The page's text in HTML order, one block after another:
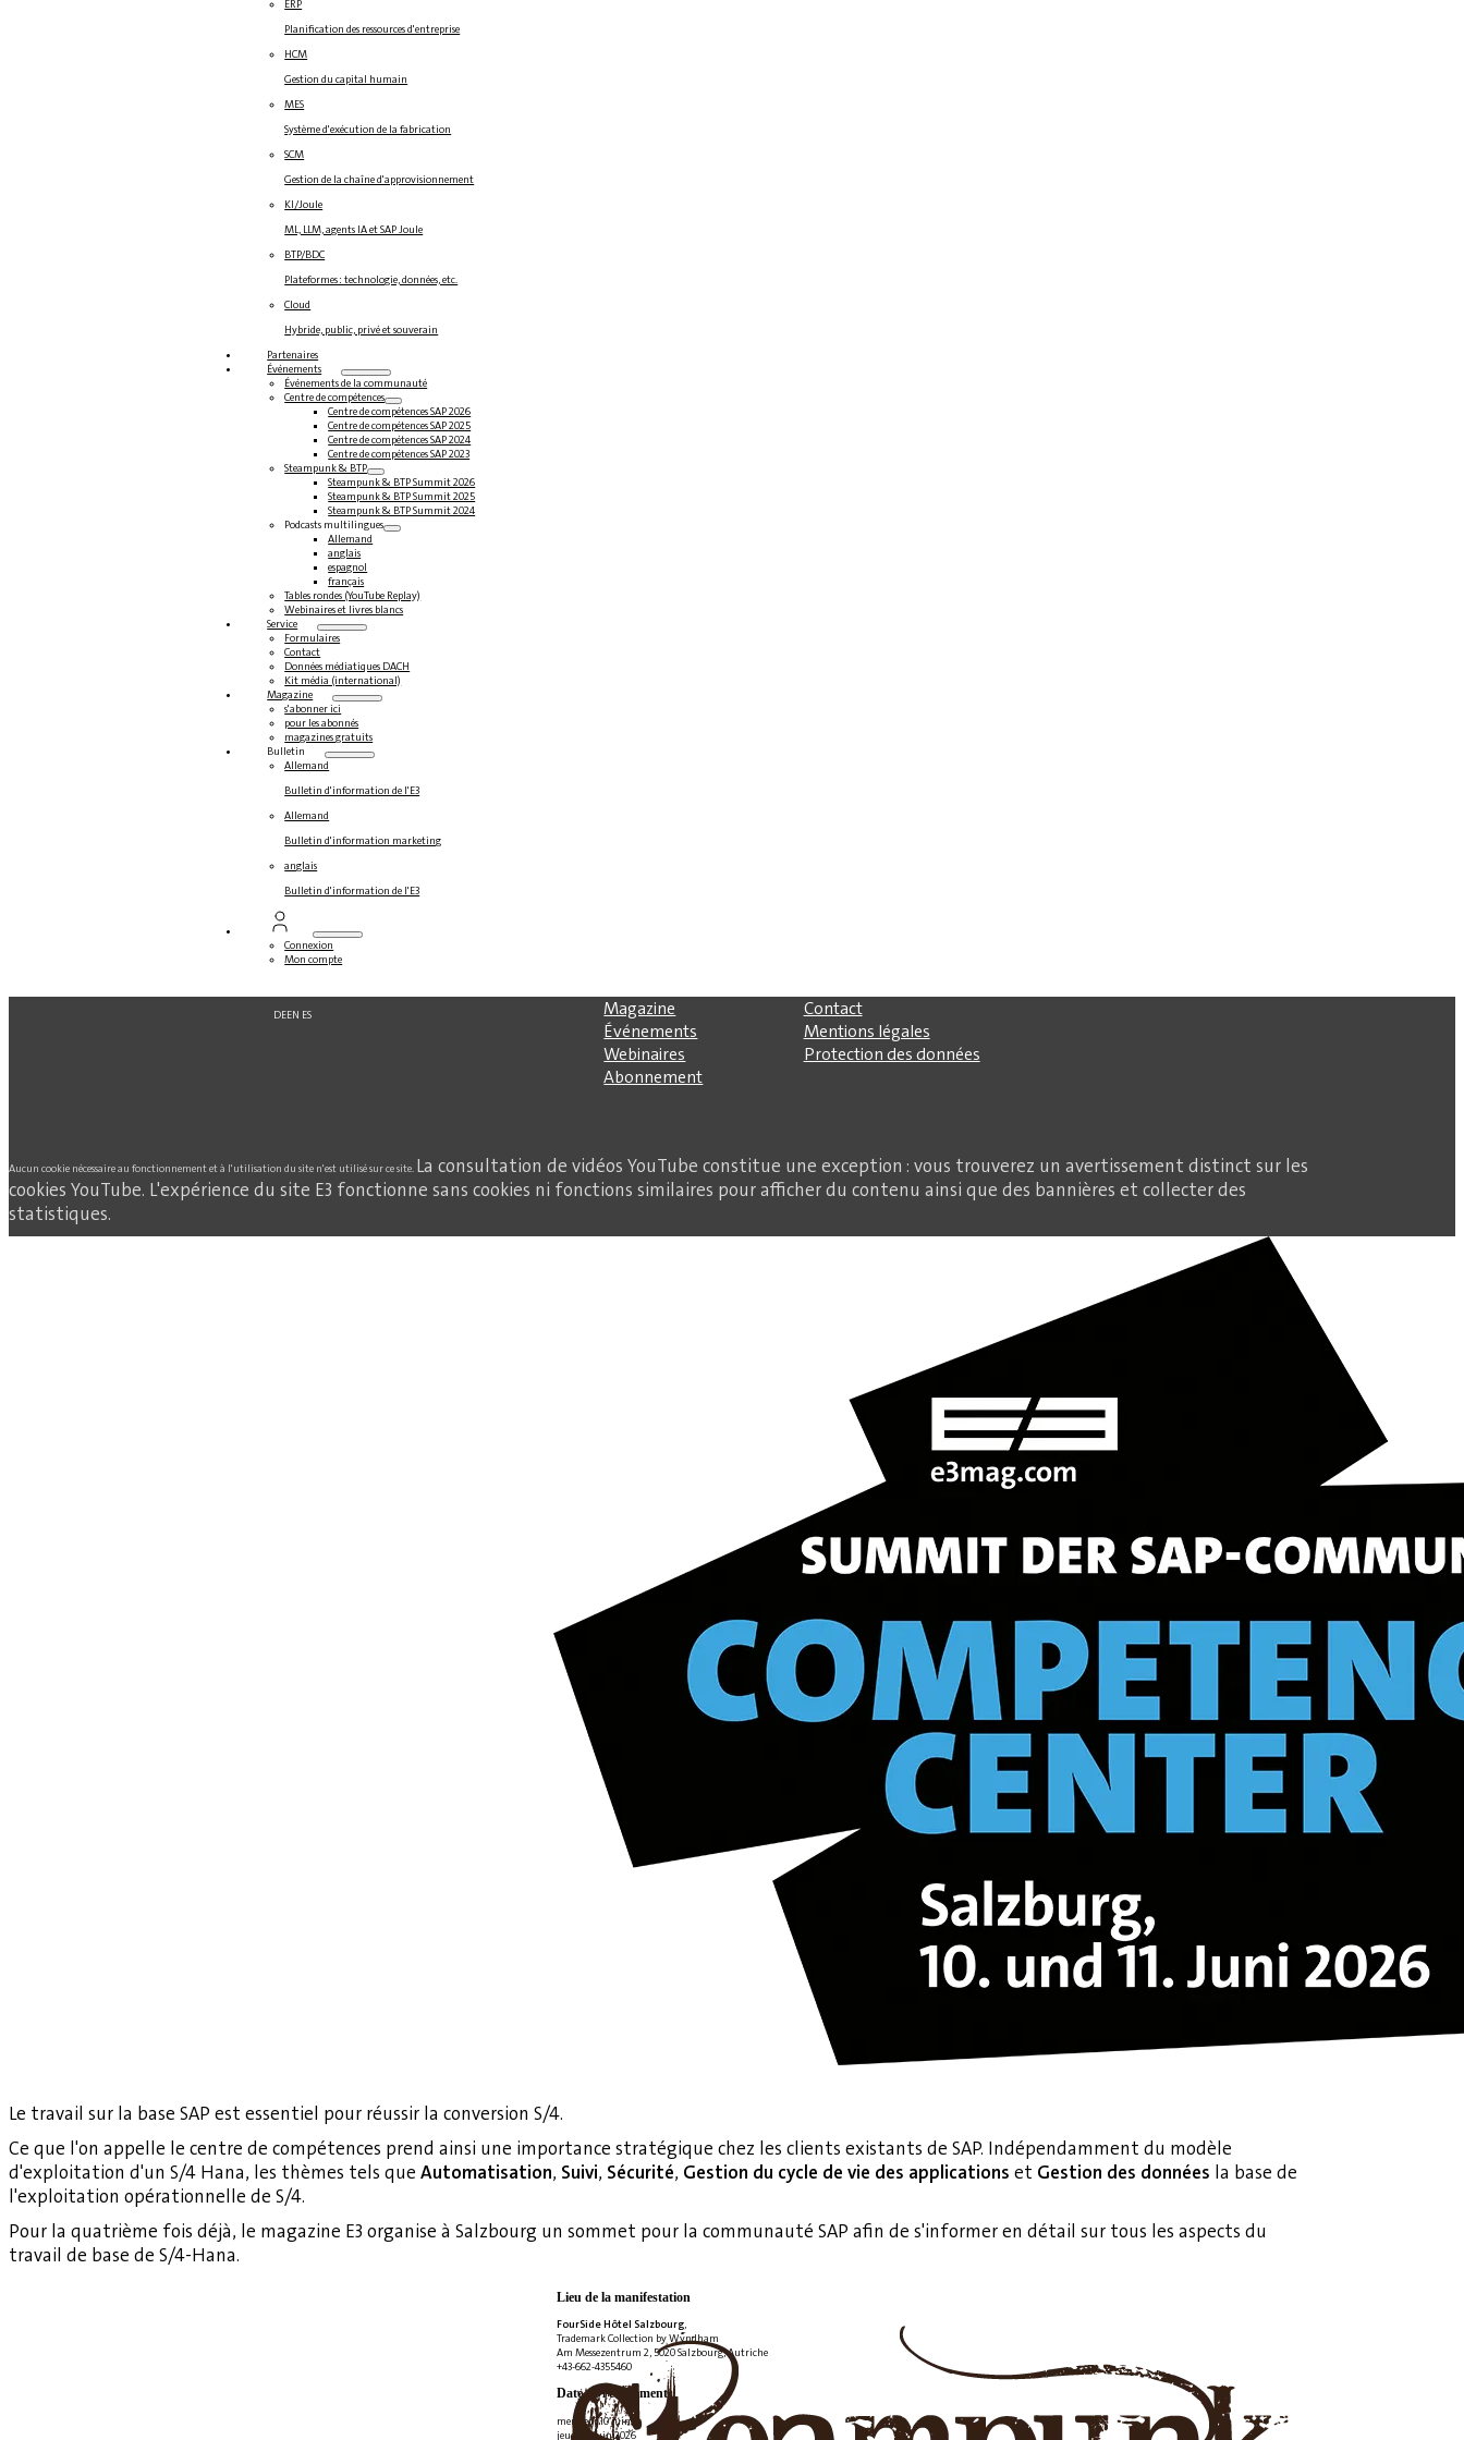
ERP
Planification des ressources d'entreprise
HCM
Gestion du capital humain
MES
Système d'exécution de la fabrication
SCM
Gestion de la chaîne d'approvisionnement
KI/Joule
ML, LLM, agents IA et SAP Joule
BTP/BDC
Plateformes : technologie, données, etc.
Cloud
Hybride, public, privé et souverain
Partenaires
Événements
Événements de la communauté
Centre de compétences
Centre de compétences SAP 2026
Centre de compétences SAP 2025
Centre de compétences SAP 2024
Centre de compétences SAP 2023
Steampunk & BTP
Steampunk & BTP Summit 2026
Steampunk & BTP Summit 2025
Steampunk & BTP Summit 2024
Podcasts multilingues
Allemand
anglais
espagnol
français
Tables rondes (YouTube Replay)
Webinaires et livres blancs
Service
Formulaires
Contact
Données médiatiques DACH
Kit média (international)
Magazine
s'abonner ici
pour les abonnés
magazines gratuits
Bulletin
Allemand
Bulletin d'information de l'E3
Allemand
Bulletin d'information marketing
anglais
Bulletin d'information de l'E3
Connexion
Mon compte
DEEN ES
Magazine
Événements
Webinaires
Abonnement
Contact
Mentions légales
Protection des données
Aucun cookie nécessaire au fonctionnement et à l'utilisation du site n'est utilisé sur ce site. La consultation de vidéos YouTube constitue une exception : vous trouverez un avertissement distinct sur les
cookies YouTube. L'expérience du site E3 fonctionne sans cookies ni fonctions similaires pour afficher du contenu ainsi que des bannières et collecter des
statistiques.
Le travail sur la base SAP est essentiel pour réussir la conversion S/4.
Ce que l'on appelle le centre de compétences prend ainsi une importance stratégique chez les clients existants de SAP. Indépendamment du modèle
d'exploitation d'un S/4 Hana, les thèmes tels que Automatisation, Suivi, Sécurité, Gestion du cycle de vie des applications et Gestion des données la base de
l'exploitation opérationnelle de S/4.
Pour la quatrième fois déjà, le magazine E3 organise à Salzbourg un sommet pour la communauté SAP afin de s'informer en détail sur tous les aspects du
travail de base de S/4-Hana.
Lieu de la manifestation
FourSide Hôtel Salzbourg,
Trademark Collection by Wyndham
Am Messezentrum 2, 5020 Salzbourg, Autriche
+43-662-4355460
Date de l'événement
mercredi 10 juin et
jeudi 11 juin 2026